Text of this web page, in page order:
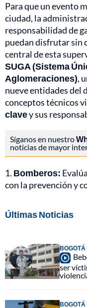
Para que un evento
ciudad, la
responsabilidad de
puedan disfrutar sin
central de esta
SUGA (Sistema
Aglomeraciones),
nueve entidades del
conceptos técnicos
clavey sus
Síganos en nuestro
noticias de mayor
1. Bomberos:
con la prevención y
Últimas Noticias
BOGOTÁ
ser
BOGOTÁ